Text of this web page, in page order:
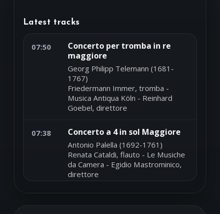
Latest tracks
07:50
Concerto per tromba in re
maggiore
Georg Philipp Telemann (1681-
1767)
Friedermann Immer, tromba -
Musica Antiqua Köln - Reinhard
Goebel, direttore
07:38 Concerto a 4 in sol Maggiore
Antonio Palella (1692-1761)
Renata Cataldi, flauto - Le Musiche
da Camera - Egidio Mastrominico,
direttore